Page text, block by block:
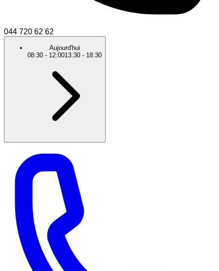
044 720 62 62
Aujourd'hui
08:30 - 12:0013:30 - 18:30